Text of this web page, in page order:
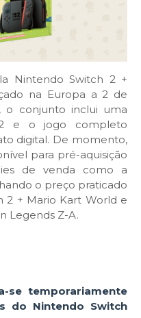
Nintendo Switch 2 +
na Europa a 2 de
o conjunto inclui uma
2 e o jogo completo
digital. De momento,
para pré-aquisição
de venda como a
o preço praticado
2 + Mario Kart World e
Legends Z-A.
se temporariamente
do Nintendo Switch